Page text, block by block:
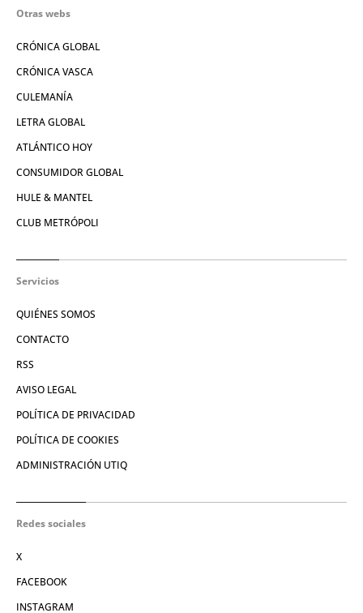
Otras webs
CRÓNICA GLOBAL
CRÓNICA VASCA
CULEMANÍA
LETRA GLOBAL
ATLÁNTICO HOY
CONSUMIDOR GLOBAL
HULE & MANTEL
CLUB METRÓPOLI
Servicios
QUIÉNES SOMOS
CONTACTO
RSS
AVISO LEGAL
POLÍTICA DE PRIVACIDAD
POLÍTICA DE COOKIES
ADMINISTRACIÓN UTIQ
Redes sociales
X
FACEBOOK
INSTAGRAM